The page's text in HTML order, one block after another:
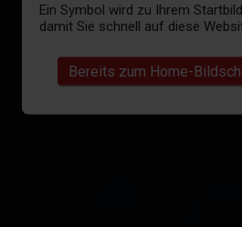
Ein Symbol wird zu Ihrem
damit Sie schnell auf diese
Bereits zum Home-